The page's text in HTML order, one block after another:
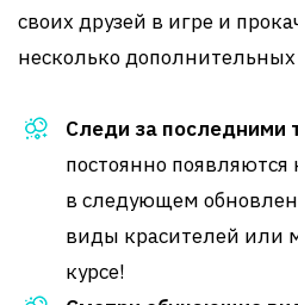
своих друзей в игре и
несколько дополнительных
Следи за последними
постоянно
в следующем
виды красителей или
курсе!